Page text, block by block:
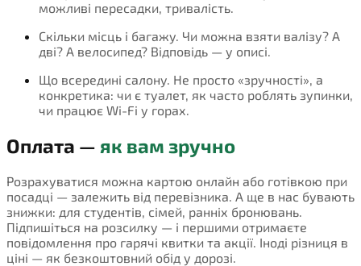
можливі пересадки, тривалість.
Скільки місць і багажу. Чи можна взяти валізу? А
дві? А велосипед? Відповідь — у описі.
Що всередині салону. Не просто «зручності», а
конкретика: чи є туалет, як часто роблять зупинки,
чи працює Wi-Fi у горах.
Оплата — як вам зручно
Розрахуватися можна картою онлайн або готівкою при
посадці — залежить від перевізника. А ще в нас бувають
знижки: для студентів, сімей, ранніх бронювань.
Підпишіться на розсилку — і першими отримаєте
повідомлення про гарячі квитки та акції. Іноді різниця в
ціні — як безкоштовний обід у дорозі.